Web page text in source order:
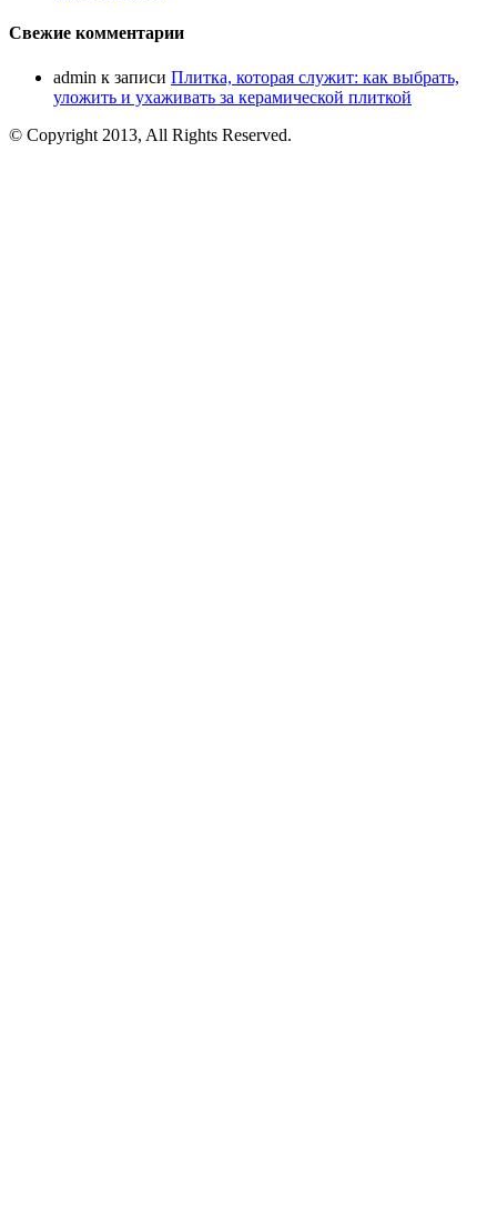
Свежие комментарии
admin к записи Плитка, которая служит: как выбрать,
уложить и ухаживать за керамической плиткой
© Copyright 2013, All Rights Reserved.